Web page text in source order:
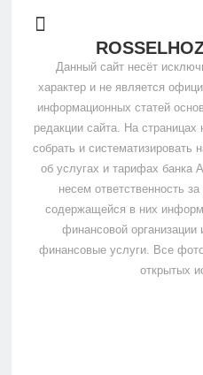
Данный сайт несёт
характер и не является
информационных статей
редакции сайта. На
собрать и
об услугах и тарифах банка
несем ответственность
содержащейся в них
финансовой
финансовые услуги. Все
открытых